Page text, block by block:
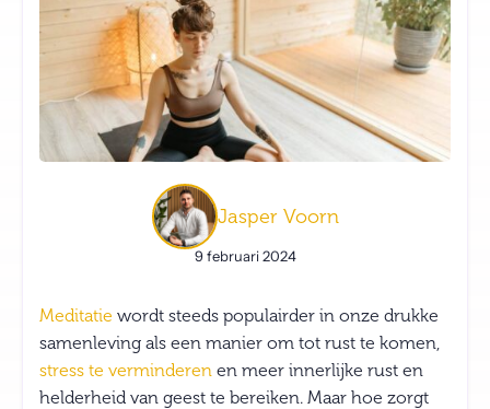
Jasper Voorn
9 februari 2024
Meditatie wordt steeds populairder in onze drukke
samenleving als een manier om tot rust te komen,
stress te verminderen en meer innerlijke rust en
helderheid van geest te bereiken. Maar hoe zorgt